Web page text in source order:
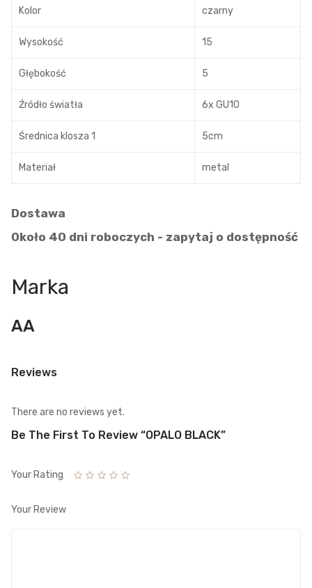
Kolor czarny
Wysokość 15
Głębokość 5
Źródło światła 6x GU10
Średnica klosza 1 5cm
Materiał metal
Dostawa
Około 40 dni roboczych - zapytaj o dostępność
Marka
AA
Reviews
There are no reviews yet.
Be The First To Review “OPALO BLACK”
Your Rating
Your Review